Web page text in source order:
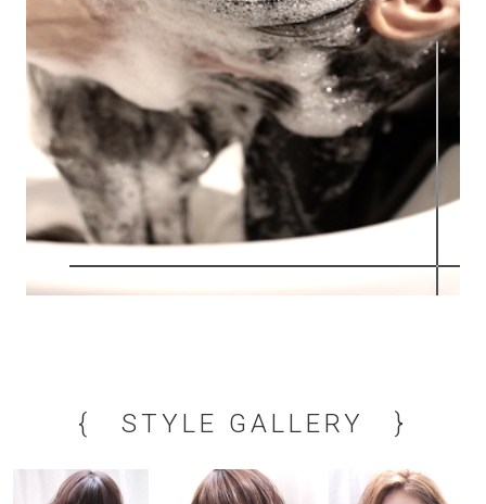
{ STYLE GALLERY }